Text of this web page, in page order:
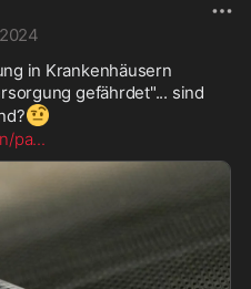
in Krankenhäusern
gefährdet"... sind
🤨
pa...